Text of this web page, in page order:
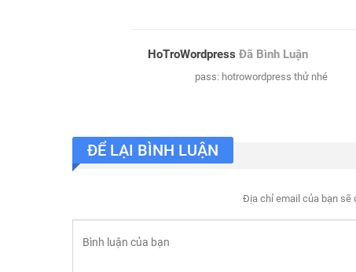
HoTroWordpress Đã Bình Luận
pass: hotrowordpress thử nhé
ĐỂ LẠI BÌNH LUẬN
Địa chỉ email của bạn sẽ